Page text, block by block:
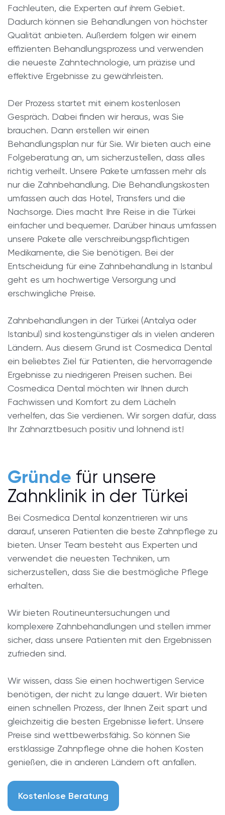
Fachleuten, die Experten auf ihrem Gebiet.
Dadurch können sie Behandlungen von höchster
Qualität anbieten. Außerdem folgen wir einem
effizienten Behandlungsprozess und verwenden
die neueste Zahntechnologie, um präzise und
effektive Ergebnisse zu gewährleisten.
Der Prozess startet mit einem kostenlosen
Gespräch. Dabei finden wir heraus, was Sie
brauchen. Dann erstellen wir einen
Behandlungsplan nur für Sie. Wir bieten auch eine
Folgeberatung an, um sicherzustellen, dass alles
richtig verheilt. Unsere Pakete umfassen mehr als
nur die Zahnbehandlung. Die Behandlungskosten
umfassen auch das Hotel, Transfers und die
Nachsorge. Dies macht Ihre Reise in die Türkei
einfacher und bequemer. Darüber hinaus umfassen
unsere Pakete alle verschreibungspflichtigen
Medikamente, die Sie benötigen. Bei der
Entscheidung für eine Zahnbehandlung in Istanbul
geht es um hochwertige Versorgung und
erschwingliche Preise.
Zahnbehandlungen in der Türkei (Antalya oder
Istanbul) sind kostengünstiger als in vielen anderen
Ländern. Aus diesem Grund ist Cosmedica Dental
ein beliebtes Ziel für Patienten, die hervorragende
Ergebnisse zu niedrigeren Preisen suchen. Bei
Cosmedica Dental möchten wir Ihnen durch
Fachwissen und Komfort zu dem Lächeln
verhelfen, das Sie verdienen. Wir sorgen dafür, dass
Ihr Zahnarztbesuch positiv und lohnend ist!
Gründe für unsere
Zahnklinik in der Türkei
Bei Cosmedica Dental konzentrieren wir uns
darauf, unseren Patienten die beste Zahnpflege zu
bieten. Unser Team besteht aus Experten und
verwendet die neuesten Techniken, um
sicherzustellen, dass Sie die bestmögliche Pflege
erhalten.
Wir bieten Routineuntersuchungen und
komplexere Zahnbehandlungen und stellen immer
sicher, dass unsere Patienten mit den Ergebnissen
zufrieden sind.
Wir wissen, dass Sie einen hochwertigen Service
benötigen, der nicht zu lange dauert. Wir bieten
einen schnellen Prozess, der Ihnen Zeit spart und
gleichzeitig die besten Ergebnisse liefert. Unsere
Preise sind wettbewerbsfähig. So können Sie
erstklassige Zahnpflege ohne die hohen Kosten
genießen, die in anderen Ländern oft anfallen.
Kostenlose Beratung